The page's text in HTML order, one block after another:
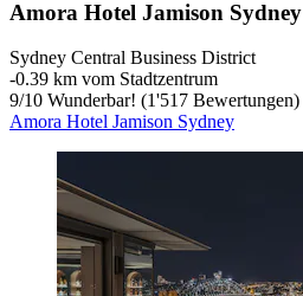
Amora Hotel Jamison Sydney
Sydney Central Business District
‐0.39 km vom Stadtzentrum
9/10 Wunderbar! (1'517 Bewertungen)
Amora Hotel Jamison Sydney